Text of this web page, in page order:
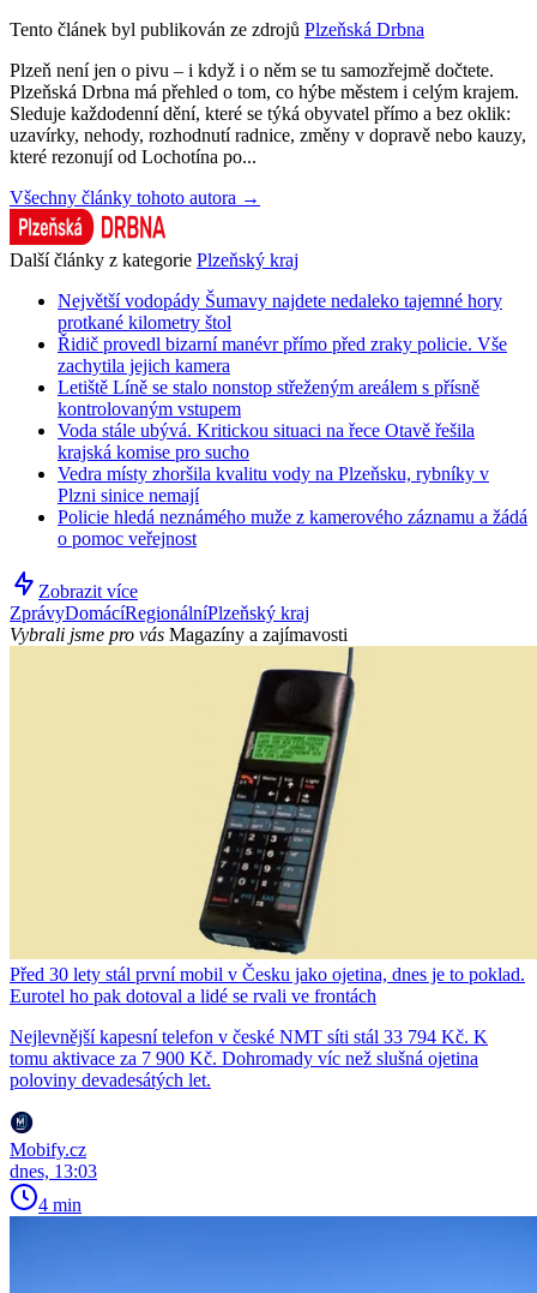
Tento článek byl publikován ze zdrojů Plzeňská Drbna
Plzeň není jen o pivu – i když i o něm se tu samozřejmě dočtete.
Plzeňská Drbna má přehled o tom, co hýbe městem i celým krajem.
Sleduje každodenní dění, které se týká obyvatel přímo a bez oklik:
uzavírky, nehody, rozhodnutí radnice, změny v dopravě nebo kauzy,
které rezonují od Lochotína po...
Všechny články tohoto autora →
Další články z kategorie Plzeňský kraj
Největší vodopády Šumavy najdete nedaleko tajemné hory
protkané kilometry štol
Řidič provedl bizarní manévr přímo před zraky policie. Vše
zachytila jejich kamera
Letiště Líně se stalo nonstop střeženým areálem s přísně
kontrolovaným vstupem
Voda stále ubývá. Kritickou situaci na řece Otavě řešila
krajská komise pro sucho
Vedra místy zhoršila kvalitu vody na Plzeňsku, rybníky v
Plzni sinice nemají
Policie hledá neznámého muže z kamerového záznamu a žádá
o pomoc veřejnost
Zobrazit více
ZprávyDomácíRegionálníPlzeňský kraj
Vybrali jsme pro vás Magazíny a zajímavosti
Před 30 lety stál první mobil v Česku jako ojetina, dnes je to poklad.
Eurotel ho pak dotoval a lidé se rvali ve frontách
Nejlevnější kapesní telefon v české NMT síti stál 33 794 Kč. K
tomu aktivace za 7 900 Kč. Dohromady víc než slušná ojetina
poloviny devadesátých let.
Mobify.cz
dnes, 13:03
4 min